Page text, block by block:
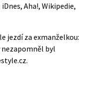
iDnes, Aha!, Wikipedie,
jezdí za exmanželkou:
nezapomněl byl
.